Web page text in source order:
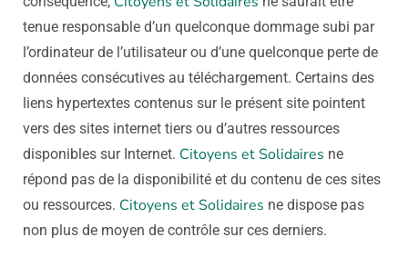
tenue responsable d’un quelconque dommage subi par
l’ordinateur de l’utilisateur ou d’une quelconque perte de
données consécutives au téléchargement. Certains des
liens hypertextes contenus sur le présent site pointent
vers des sites internet tiers ou d’autres ressources
disponibles sur Internet. Citoyens et Solidaires ne
répond pas de la disponibilité et du contenu de ces sites
ou ressources. Citoyens et Solidaires ne dispose pas
non plus de moyen de contrôle sur ces derniers.